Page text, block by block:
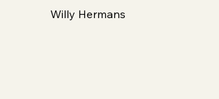
Willy Hermans